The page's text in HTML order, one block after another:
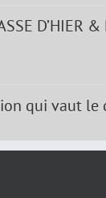
D’HIER &
qui vaut le